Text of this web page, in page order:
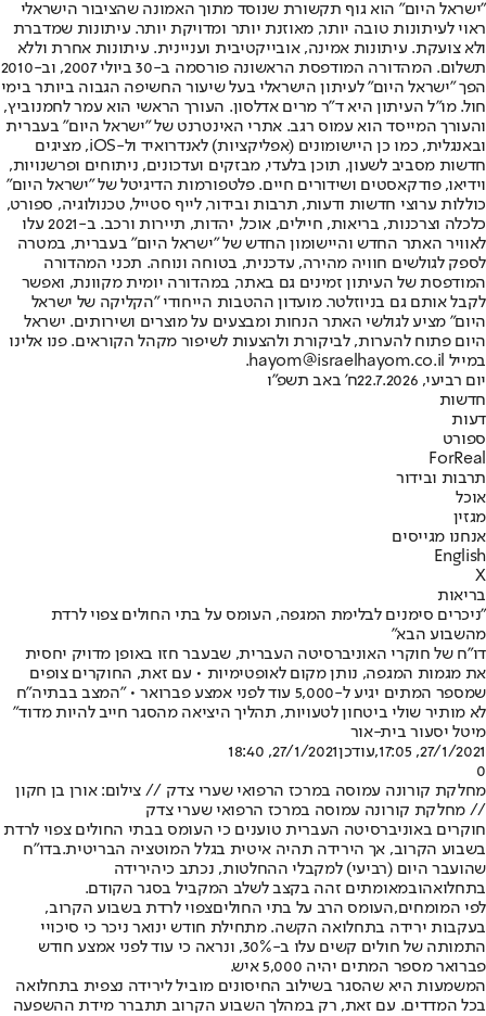
"ישראל היום" הוא גוף תקשורת שנוסד מתוך האמונה שהציבור הישראלי
ראוי לעיתונות טובה יותר, מאוזנת יותר ומדויקת יותר. עיתונות שמדברת
ולא צועקת. עיתונות אמינה, אובייקטיבית ועניינית. עיתונות אחרת וללא
תשלום. המהדורה המודפסת הראשונה פורסמה ב-30 ביולי 2007, וב-2010
הפך "ישראל היום" לעיתון הישראלי בעל שיעור החשיפה הגבוה ביותר בימי
חול. מו"ל העיתון היא ד"ר מרים אדלסון. העורך הראשי הוא עמר לחמנוביץ,
והעורך המייסד הוא עמוס רגב. אתרי האינטרנט של "ישראל היום" בעברית
ובאנגלית, כמו כן היישומונים (אפליקציות) לאנדרואיד ול-iOS, מציגים
חדשות מסביב לשעון, תוכן בלעדי, מבזקים ועדכונים, ניתוחים ופרשנויות,
וידיאו, פודקאסטים ושידורים חיים. פלטפורמות הדיגיטל של "ישראל היום"
כוללות ערוצי חדשות ודעות, תרבות ובידור, לייף סטייל, טכנולוגיה, ספורט,
כלכלה וצרכנות, בריאות, חיילים, אוכל, יהדות, תיירות ורכב. ב-2021 עלו
לאוויר האתר החדש והיישומון החדש של "ישראל היום" בעברית, במטרה
לספק לגולשים חוויה מהירה, עדכנית, בטוחה ונוחה. תכני המהדורה
המודפסת של העיתון זמינים גם באתר, במהדורה יומית מקוונת, ואפשר
לקבל אותם גם בניוזלטר. מועדון ההטבות הייחודי "הקליקה של ישראל
היום" מציע לגולשי האתר הנחות ומבצעים על מוצרים ושירותים. ישראל
היום פתוח להערות, לביקורת ולהצעות לשיפור מקהל הקוראים. פנו אלינו
במייל hayom@israelhayom.co.il.
יום רביעי, 22.7.2026
ח' באב תשפ"ו
חדשות
דעות
ספורט
ForReal
תרבות ובידור
אוכל
מגזין
אנחנו מגייסים
English
X
בריאות
"ניכרים סימנים לבלימת המגפה, העומס על בתי החולים צפוי לרדת
מהשבוע הבא"
דו"ח של חוקרי האוניברסיטה העברית, שבעבר חזו באופן מדויק יחסית
את מגמות המגפה, נותן מקום לאופטימיות • עם זאת, החוקרים צופים
שמספר המתים יגיע ל-5,000 עוד לפני אמצע פברואר • "המצב בבתיה"ח
לא מותיר שולי ביטחון לטעויות, תהליך היציאה מהסגר חייב להיות מדוד"
מיטל יסעור בית-אור
27/1/2021, 17:05
,עודכן27/1/2021, 18:40
0
מחלקת קורונה עמוסה במרכז הרפואי שערי צדק // צילום: אורן בן חקון
// מחלקת קורונה עמוסה במרכז הרפואי שערי צדק
חוקרים באוניברסיטה העברית טוענים כי העומס בבתי החולים צפוי לרדת
בשבוע הקרוב, אך הירידה תהיה איטית בגלל המוטציה הבריטית.בדו"ח
שהועבר היום (רביעי) למקבלי ההחלטות, נכתב כיהירידה
בתחלואהובמאומתים זהה בקצב לשלב המקביל בסגר הקודם.
לפי המומחים,העומס הרב על בתי החוליםצפוי לרדת בשבוע הקרוב,
בעקבות ירידה בתחלואה הקשה. מתחילת חודש ינואר ניכר כי סיכויי
התמותה של חולים קשים עלו ב-30%, ונראה כי עוד לפני אמצע חודש
פברואר מספר המתים יהיה 5,000 איש.
המשמעות היא שהסגר בשילוב החיסונים מוביל לירידה נצפית בתחלואה
בכל המדדים. עם זאת, רק במהלך השבוע הקרוב תתברר מידת ההשפעה